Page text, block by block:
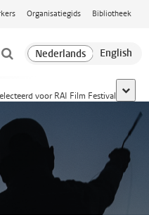
Organisatiegids Bibliotheek
voor RAI Film Festival
toon